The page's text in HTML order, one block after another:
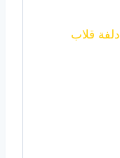
جزامة ابلاينس مودرن 80 سم 2 دلفة قلاب